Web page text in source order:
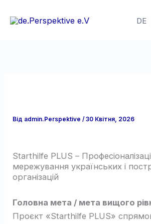
DE
Від admin.Perspektive/30 Квітня, 2026
Starthilfe PLUS –
мережування українських і
організацій
Головна мета / мета вищого
Проєкт «Starthilfe PLUS»